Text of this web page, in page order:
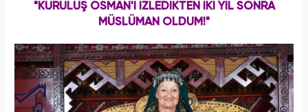
"KURULUŞ OSMAN'I İZLEDİKTEN İKİ YIL SONRA
MÜSLÜMAN OLDUM!"